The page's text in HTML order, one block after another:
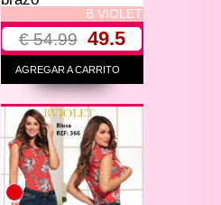
B VIOLET
€ 54.99 49.5
AGREGAR A CARRITO